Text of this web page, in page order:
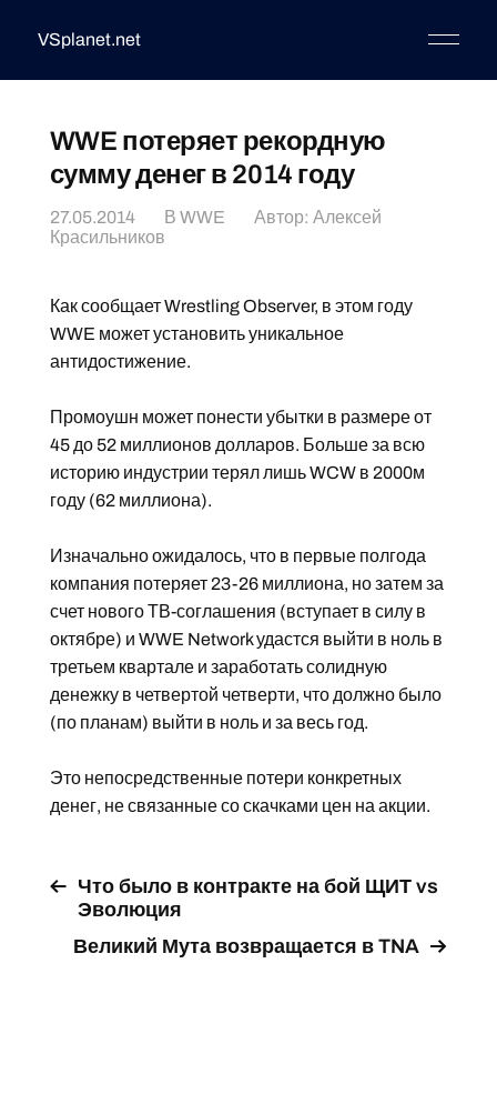
VSplanet.net
WWE потеряет рекордную
сумму денег в 2014 году
27.05.2014 В WWE Автор: Алексей
Красильников
Как сообщает Wrestling Observer, в этом году
WWE может установить уникальное
антидостижение.
Промоушн может понести убытки в размере от
45 до 52 миллионов долларов. Больше за всю
историю индустрии терял лишь WCW в 2000м
году (62 миллиона).
Изначально ожидалось, что в первые полгода
компания потеряет 23-26 миллиона, но затем за
счет нового ТВ-соглашения (вступает в силу в
октябре) и WWE Network удастся выйти в ноль в
третьем квартале и заработать солидную
денежку в четвертой четверти, что должно было
(по планам) выйти в ноль и за весь год.
Это непосредственные потери конкретных
денег, не связанные со скачками цен на акции.
Что было в контракте на бой ЩИТ vs
Эволюция
Великий Мута возвращается в TNA